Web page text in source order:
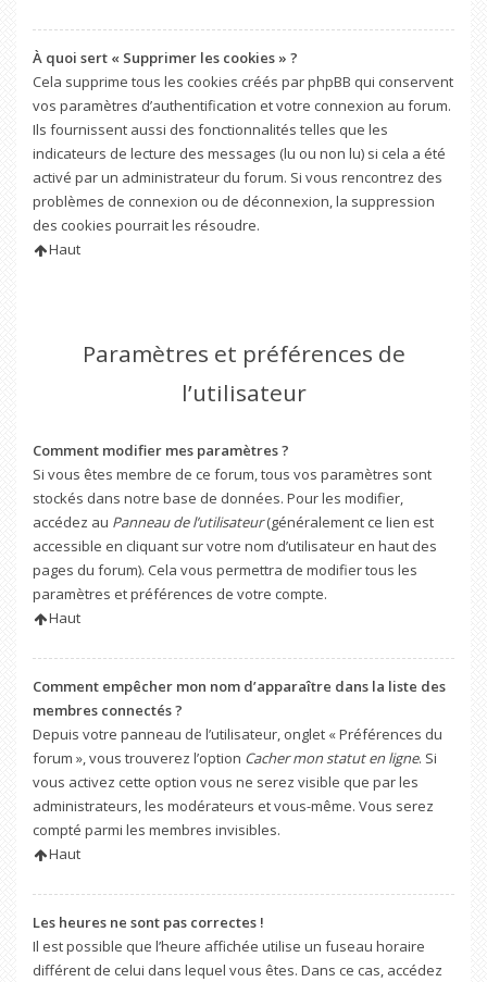
À quoi sert « Supprimer les cookies » ?
Cela supprime tous les cookies créés par phpBB qui conservent
vos paramètres d’authentification et votre connexion au forum.
Ils fournissent aussi des fonctionnalités telles que les
indicateurs de lecture des messages (lu ou non lu) si cela a été
activé par un administrateur du forum. Si vous rencontrez des
problèmes de connexion ou de déconnexion, la suppression
des cookies pourrait les résoudre.
Haut
Paramètres et préférences de
l’utilisateur
Comment modifier mes paramètres ?
Si vous êtes membre de ce forum, tous vos paramètres sont
stockés dans notre base de données. Pour les modifier,
accédez au Panneau de l’utilisateur(généralement ce lien est
accessible en cliquant sur votre nom d’utilisateur en haut des
pages du forum). Cela vous permettra de modifier tous les
paramètres et préférences de votre compte.
Haut
Comment empêcher mon nom d’apparaître dans la liste des
membres connectés ?
Depuis votre panneau de l’utilisateur, onglet « Préférences du
forum », vous trouverez l’option Cacher mon statut en ligne. Si
vous activez cette option vous ne serez visible que par les
administrateurs, les modérateurs et vous-même. Vous serez
compté parmi les membres invisibles.
Haut
Les heures ne sont pas correctes !
Il est possible que l’heure affichée utilise un fuseau horaire
différent de celui dans lequel vous êtes. Dans ce cas, accédez